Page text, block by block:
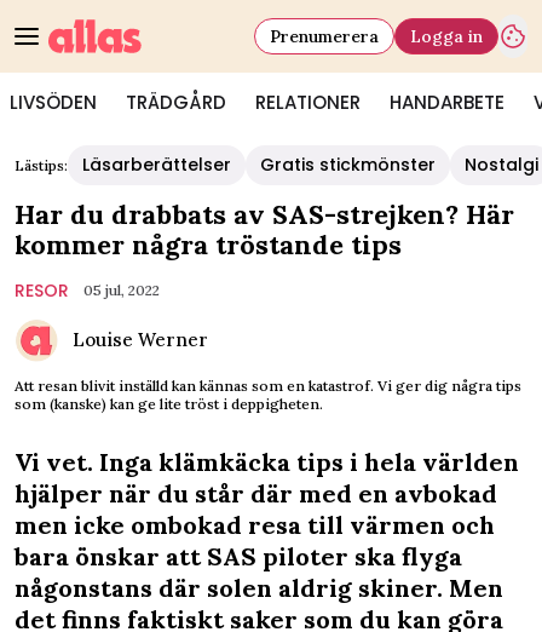
LIVSÖDEN TRÄDGÅRD RELATIONER HANDARBETE
Prenumerera Logga in
Lästips: Läsarberättelser Gratis stickmönster Nostalgi
Har du drabbats av SAS-strejken? Här
kommer några tröstande tips
RESOR 05 jul, 2022
Louise Werner
Att resan blivit inställd kan kännas som en katastrof. Vi ger dig några tips
som (kanske) kan ge lite tröst i deppigheten.
Vi vet. Inga klämkäcka tips i hela världen
hjälper när du står där med en avbokad
men icke ombokad resa till värmen och
bara önskar att SAS piloter ska flyga
någonstans där solen aldrig skiner. Men
det finns faktiskt saker som du kan göra